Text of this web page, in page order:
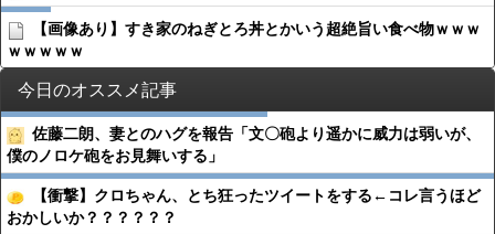
【画像あり】すき家のねぎとろ丼とかいう超絶旨い食べ物ｗｗｗ
ｗｗｗｗｗ
今日のオススメ記事
佐藤二朗、妻とのハグを報告「文〇砲より遥かに威力は弱いが、
僕のノロケ砲をお見舞いする」
【衝撃】クロちゃん、とち狂ったツイートをする←コレ言うほど
おかしいか？？？？？？